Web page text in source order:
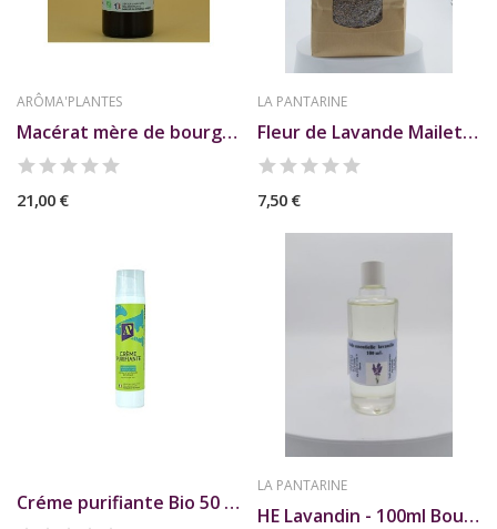
ARÔMA'PLANTES
Macérat mère de bourgeons d'Eglantier
21,00 €
LA PANTARINE
Fleur de Lavande Mailette 400g La pantarine
7,50 €
Créme purifiante Bio 50 ml AP
LA PANTARINE
HE Lavandin - 100ml Bouch. - La Pantarine